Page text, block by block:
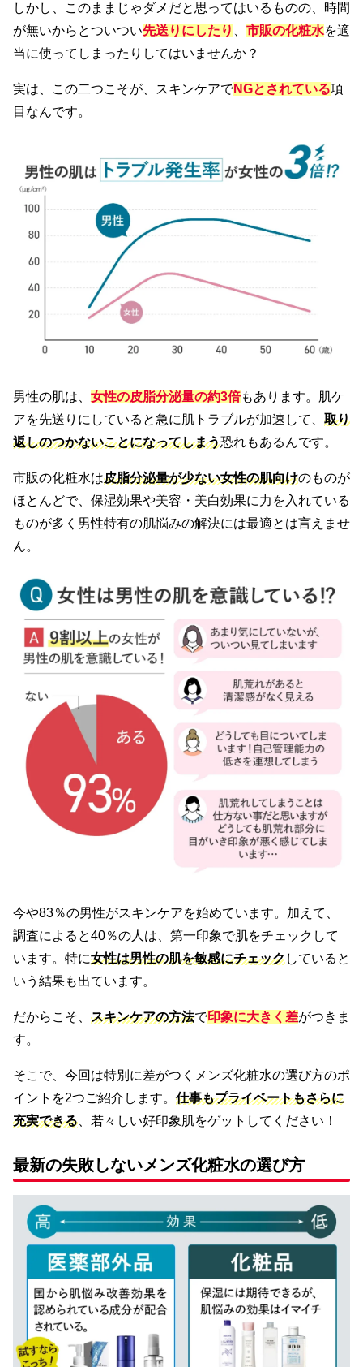
しかし、このままじゃダメだと思ってはいるものの、時間
が無いからとついつい先送りにしたり 市販の化粧水を適
当に使ってしまったりしてはいませんか？
実は、この二つこそが、スキンケアでNGとされている項
目なんです。
男性の肌は、 女性の皮脂分泌量の約3倍もあります。肌ケ
アを先送りにしていると急に肌トラブルが加速して、 取り
返しのつかないことになってしまう恐れもあるんです。
市販の化粧水は皮脂分泌量が少ない女性の肌向けのものが
ほとんどで、保湿効果や美容・美白効果に力を入れている
ものが多く男性特有の肌悩みの解決には最適とは言えませ
ん。
今や83％の男性がスキンケアを始めています。加えて、
調査によると40％の人は、第一印象で肌をチェックして
います。特に女性は男性の肌を敏感にチェックしていると
いう結果も出ています。
だからこそ、 スキンケアの方法で印象に大きく差がつきま
す。
そこで、今回は特別に差がつくメンズ化粧水の選び方のポ
イントを2つご紹介します。 仕事もプライベートもさらに
充実できる 、若々しい好印象肌をゲットしてください！
最新の失敗しないメンズ化粧水の選び方